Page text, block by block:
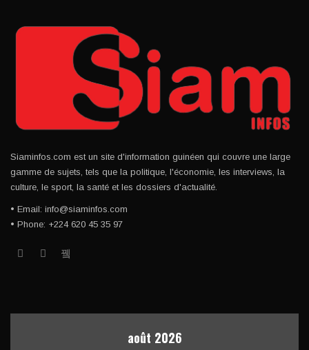
Siaminfos.com est un site d'information guinéen qui couvre une large
gamme de sujets, tels que la politique, l'économie, les interviews, la
culture, le sport, la santé et les dossiers d'actualité.
• Email: info@siaminfos.com
• Phone: +224 620 45 35 97
août 2026